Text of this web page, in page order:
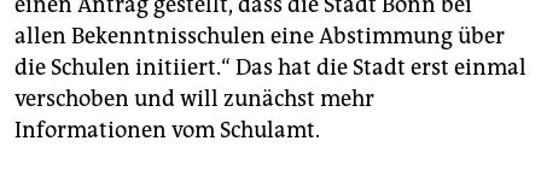
allen Bekenntnisschulen eine Abstimmung über
die Schulen initiiert.“ Das hat die Stadt erst einmal
verschoben und will zunächst mehr
Informationen vom Schulamt.